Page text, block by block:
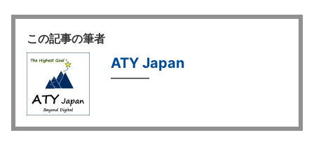
この記事の筆者
ATY Japan